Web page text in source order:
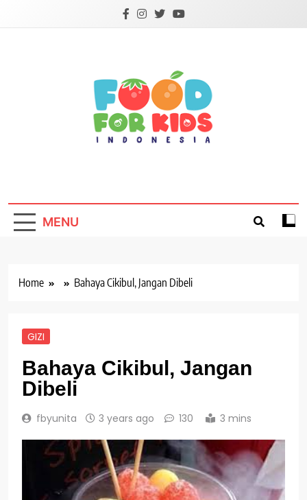
MENU
Home Bahaya Cikibul, Jangan Dibeli
GIZI
Bahaya Cikibul, Jangan
Dibeli
fbyunita 3 years ago 130 3 mins